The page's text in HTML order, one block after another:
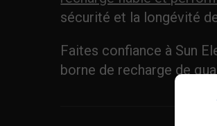
sécurité et la longévité
Faites confiance à Sun
borne de recharge de